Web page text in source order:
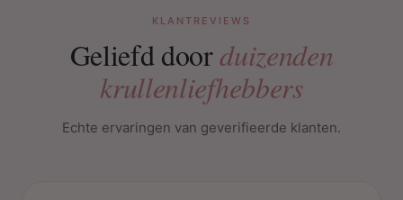
KLANTREVIEWS
Geliefd doorduizenden
krullenliefhebbers
Echte ervaringen van geverifieerde klanten.